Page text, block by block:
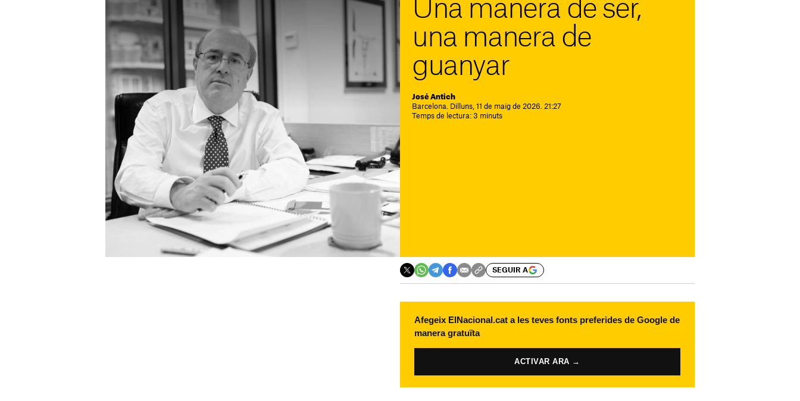
Una manera de ser,
una manera de
guanyar
José Antich
Barcelona. Dilluns, 11 de maig de 2026. 21:27
Temps de lectura: 3 minuts
SEGUIR A
Afegeix ElNacional.cat a les teves fonts preferides de Google de
manera gratuïta
ACTIVAR ARA →